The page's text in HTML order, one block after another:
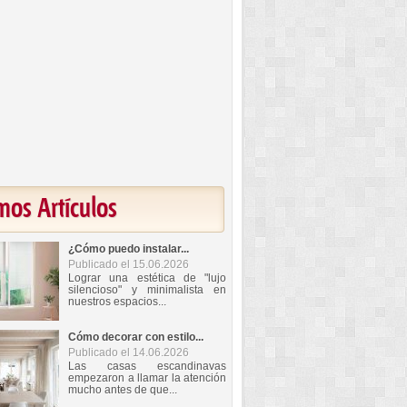
Artículos
¿Cómo puedo instalar...
Publicado el 15.06.2026
Lograr una estética de "lujo
silencioso" y minimalista en
nuestros espacios...
Cómo decorar con estilo...
Publicado el 14.06.2026
Las casas escandinavas
empezaron a llamar la atención
mucho antes de que...